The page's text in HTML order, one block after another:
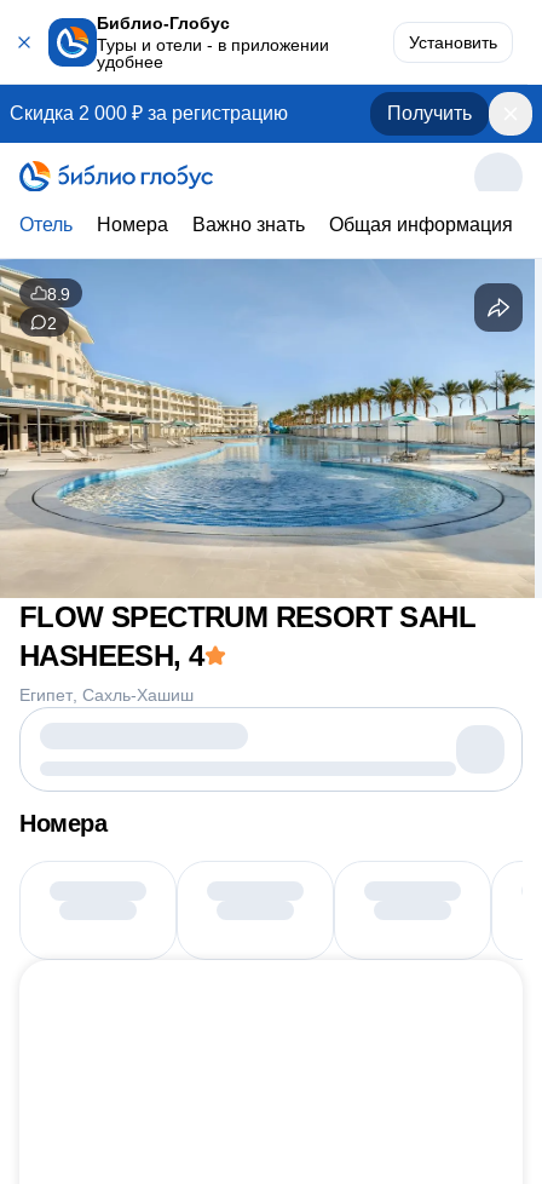
Библио-Глобус
Туры и отели - в приложении
удобнее
Установить
Скидка 2 000 ₽ за регистрацию Получить
Отель Номера Важно знать Общая информация
FLOW SPECTRUM RESORT SAHL
HASHEESH, 4
Египет Сахль-Хашиш
8.9
2
Номера